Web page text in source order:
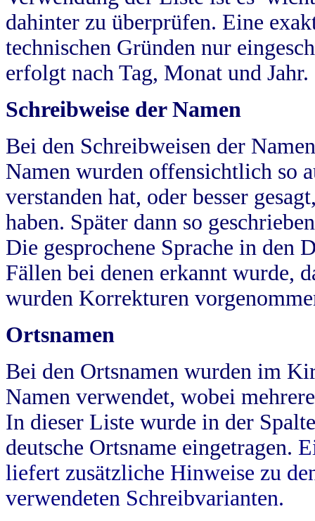
dahinter zu überprüfen. Eine
technischen Gründen nur
erfolgt nach Tag, Monat und Jahr.
Schreibweise der Namen
Bei den Schreibweisen der
Namen wurden offensichtlich so
verstanden hat, oder besser
haben. Später dann so
Die gesprochene Sprache in
Fällen bei denen erkannt wurde,
wurden Korrekturen
Ortsnamen
Bei den Ortsnamen wurden im
Namen verwendet, wobei
In dieser Liste wurde in der
deutsche Ortsname eingetragen.
liefert zusätzliche Hinweise zu
verwendeten Schreibvarianten.